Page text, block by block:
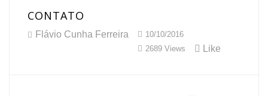
CONTATO
Flávio Cunha Ferreira
10/10/2016
2689 Views
Like